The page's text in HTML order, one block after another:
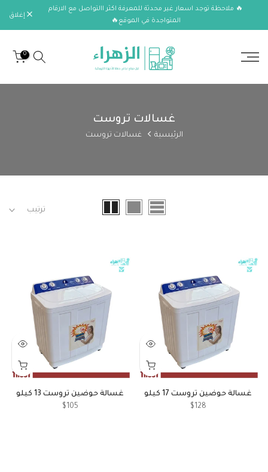
الانتقال🔥 ملاحظة توجد اسعار غير محدثة للمعرفة اكثر االتواصل مع الارقام
المتواجدة في الموقع🔥
إغلاق
0
غسالات تروست
الرئيسية غسالات تروست
ترتيب
غسالة حوضين تروست 17 كيلو
$128
غسالة حوضين تروست 13 كيلو
$105